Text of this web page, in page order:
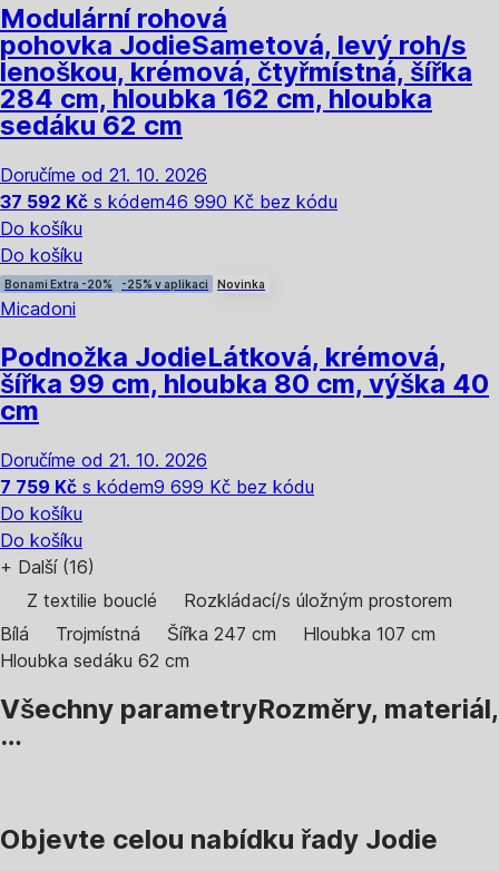
Modulární rohová
pohovka JodieSametová, levý roh/s
lenoškou, krémová, čtyřmístná, šířka
284 cm, hloubka 162 cm, hloubka
sedáku 62 cm
Doručíme od 21. 10. 2026
37 592 Kč s kódem46 990 Kč bez kódu
Do košíku
Do košíku
Bonami Extra -20% -25% v aplikaci Novinka
Micadoni
Podnožka JodieLátková, krémová,
šířka 99 cm, hloubka 80 cm, výška 40
cm
Doručíme od 21. 10. 2026
7 759 Kč s kódem9 699 Kč bez kódu
Do košíku
Do košíku
+ Další (16)
Z textilie bouclé
Rozkládací/s úložným prostorem
Bílá
Trojmístná Šířka 247 cm
Hloubka 107 cm
Hloubka sedáku 62 cm
Všechny parametryRozměry, materiál,
…
Objevte celou nabídku řady Jodie